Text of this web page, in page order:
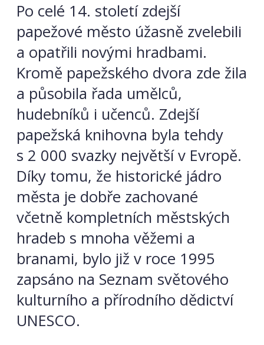
Po celé 14. století zdejší
papežové město úžasně zvelebili
a opatřili novými hradbami.
Kromě papežského dvora zde žila
a působila řada umělců,
hudebníků i učenců. Zdejší
papežská knihovna byla tehdy
s 2 000 svazky největší v Evropě.
Díky tomu, že historické jádro
města je dobře zachované
včetně kompletních městských
hradeb s mnoha věžemi a
branami, bylo již v roce 1995
zapsáno na Seznam světového
kulturního a přírodního dědictví
UNESCO.